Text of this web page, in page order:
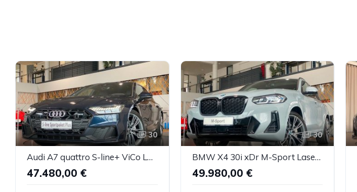
30
Audi A7 quattro S-line+ ViCo Laser Pano HUD AHK ACC
47.480,00 €
30
BMW X4 30i xDr M-Sport Laser Pano Sthz Kam. H&K ACC
49.980,00 €